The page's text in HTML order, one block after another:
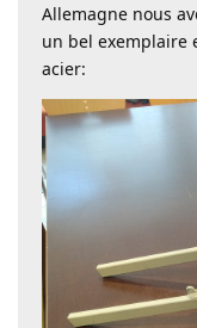
Allemagne nous
un bel exemplaire
acier: